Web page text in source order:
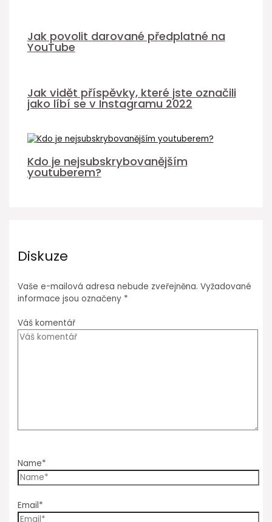
Jak povolit darované předplatné na
YouTube
Jak vidět příspěvky, které jste označili
jako líbí se v Instagramu 2022
Kdo je nejsubskrybovanějším
youtuberem?
Diskuze
Vaše e-mailová adresa nebude zveřejněna. Vyžadované
informace jsou označeny *
Váš komentář
Name*
Email*